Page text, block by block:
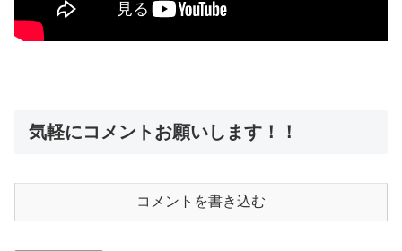
気軽にコメントお願いします！！
コメントを書き込む